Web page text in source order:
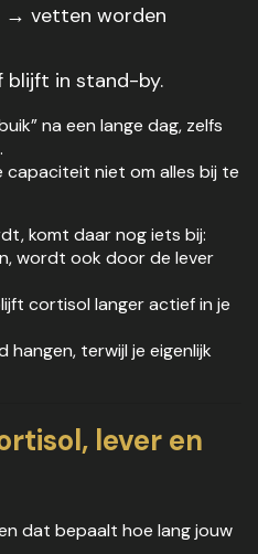
→ vetten worden
blijft in stand-by.
na een lange dag, zelfs
capaciteit niet om alles bij te
komt daar nog iets bij:
wordt ook door de lever
cortisol langer actief in je
terwijl je eigenlijk
lever en
dat bepaalt hoe lang jouw